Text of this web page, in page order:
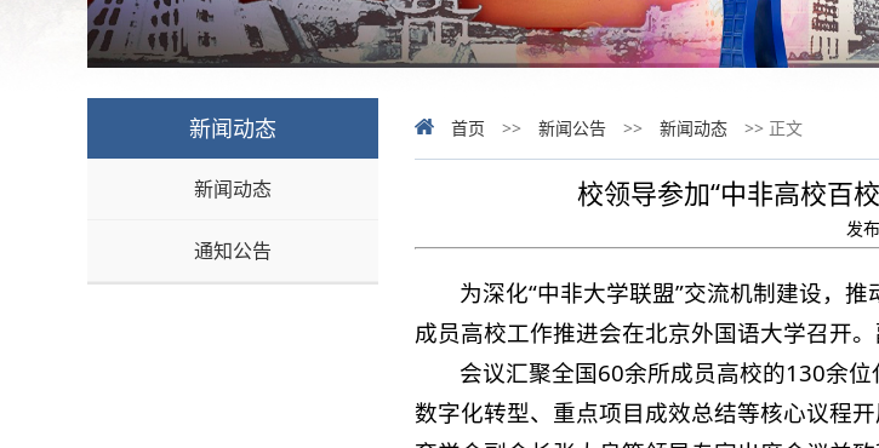
新闻动态
新闻动态
通知公告
首页 >> 新闻公告 >> 新闻动态 >> 正文
校领导参加“中非高校百
发
为深化“中非大学联盟”交流机制建设，
成员高校工作推进会在北京外国语大学召开。
会议汇聚全国60余所成员高校的130余
数字化转型、重点项目成效总结等核心议程